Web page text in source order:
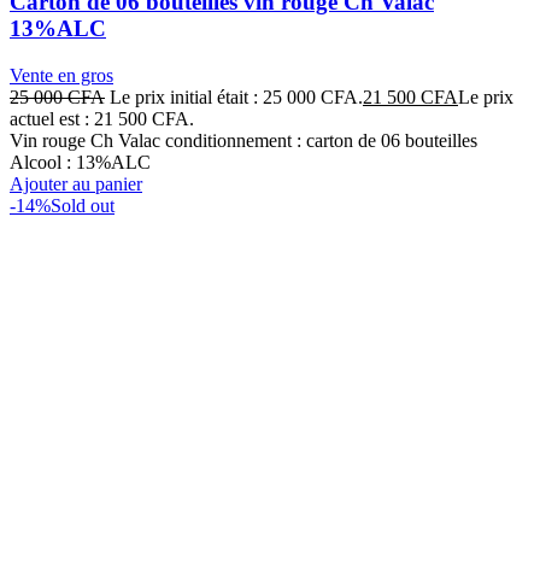
13%ALC
Vente en gros
25 000CFA Le prix initial était : 25 000 CFA.21 500 CFALe prix
actuel est : 21 500 CFA.
Vin rouge Ch Valac conditionnement : carton de 06 bouteilles
Alcool : 13%ALC
Ajouter au panier
-14%Sold out